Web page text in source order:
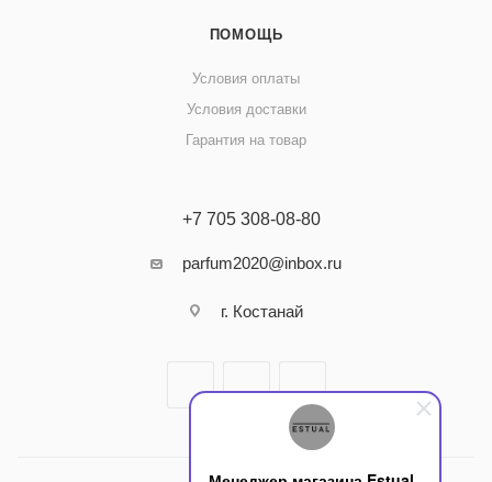
ПОМОЩЬ
Условия оплаты
Условия доставки
Гарантия на товар
+7 705 308-08-80
parfum2020@inbox.ru
г. Костанай